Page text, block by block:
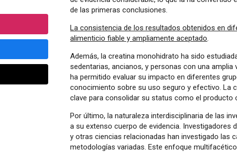
de las primeras conclusiones.
La consistencia de los resultados obtenidos en
alimenticio fiable y ampliamente aceptado
Además, la creatina monohidrato ha sido
sedentarias, ancianos, y personas con una
ha permitido evaluar su impacto en diferentes
conocimiento sobre su uso seguro y efectivo. La
clave para consolidar su status como el producto
Por último, la naturaleza interdisciplinaria de las
a su extenso cuerpo de evidencia. Investigadores
y otras ciencias relacionadas han investigado las
metodologías variadas. Este enfoque